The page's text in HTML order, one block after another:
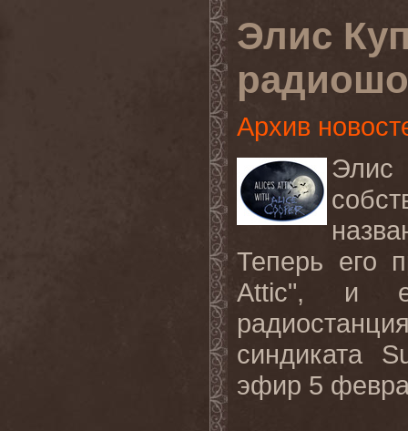
Элис
Архив
Элис
Теперь его
Attic", и
синдиката
эфир 5